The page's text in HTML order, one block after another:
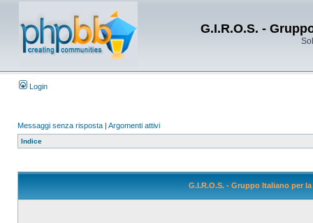
G.I.R.O.S. -
Login
Messaggi senza risposta | Argomenti attivi
Indice
G.I.R.O.S. - Gruppo Italiano per